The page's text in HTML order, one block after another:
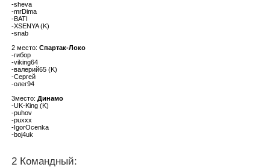
-sheva
-mrDima
-BATI
-XSENYA (K)
-snab
2 место: Спартак-Локо
-гибор
-viking64
-валерий65 (K)
-Сергей
-олег94
3место: Динамо
-UK-King (K)
-puhov
-puxxx
-IgorOcenka
-boj4uk
2 Командный: